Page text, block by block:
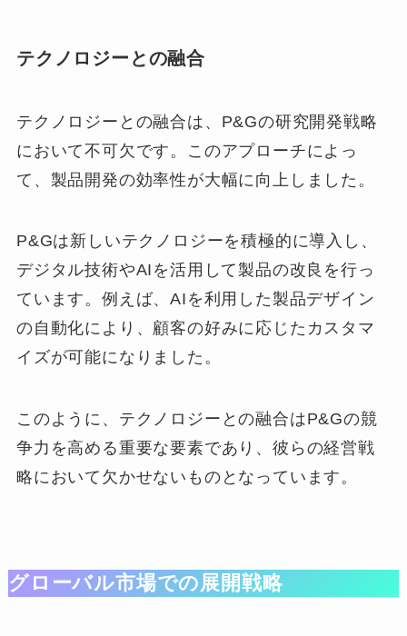
テクノロジーとの融合
テクノロジーとの融合は、P&Gの研究開発戦略
において不可欠です。このアプローチによっ
て、製品開発の効率性が大幅に向上しました。
P&Gは新しいテクノロジーを積極的に導入し、
デジタル技術やAIを活用して製品の改良を行っ
ています。例えば、AIを利用した製品デザイン
の自動化により、顧客の好みに応じたカスタマ
イズが可能になりました。
このように、テクノロジーとの融合はP&Gの競
争力を高める重要な要素であり、彼らの経営戦
略において欠かせないものとなっています。
グローバル市場での展開戦略